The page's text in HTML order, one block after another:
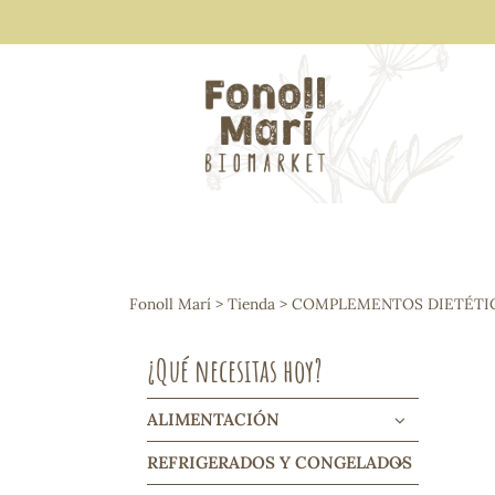
Arroces y legumbres
Frutos secos y snacks
Cereales, mueslis, hinchados y
Galletas y dulces
Vinos y cavas
Condimentos y salsas
Harinas y sémolas
Pasta
Fonoll Marí > Tienda > COMPLEMENTOS
¿Qué necesitas hoy?
ALIMENTACIÓN
REFRIGERADOS Y CONGELADOS